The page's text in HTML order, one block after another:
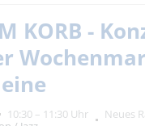
KORB -
10:30 – 11:30 Uhr
Neues